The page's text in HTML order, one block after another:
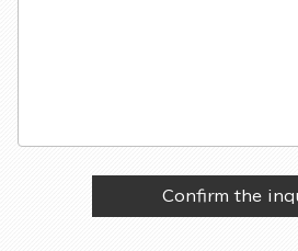
Confirm the